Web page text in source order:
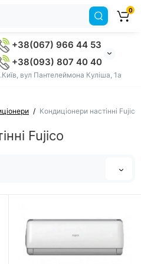
+38(067) 966 44 53
+38(093) 807 40 40
вул Пантелеймона Куліша, 1а
0
Кондиціонери настінні Fujico
Fujico